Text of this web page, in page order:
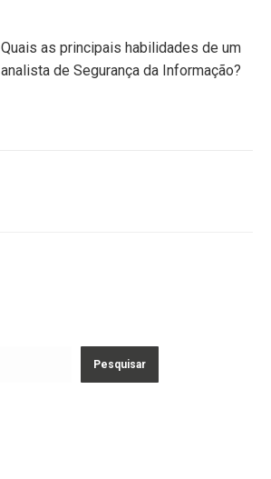
Quais as principais habilidades de um
analista de Segurança da Informação?
Pesquisar